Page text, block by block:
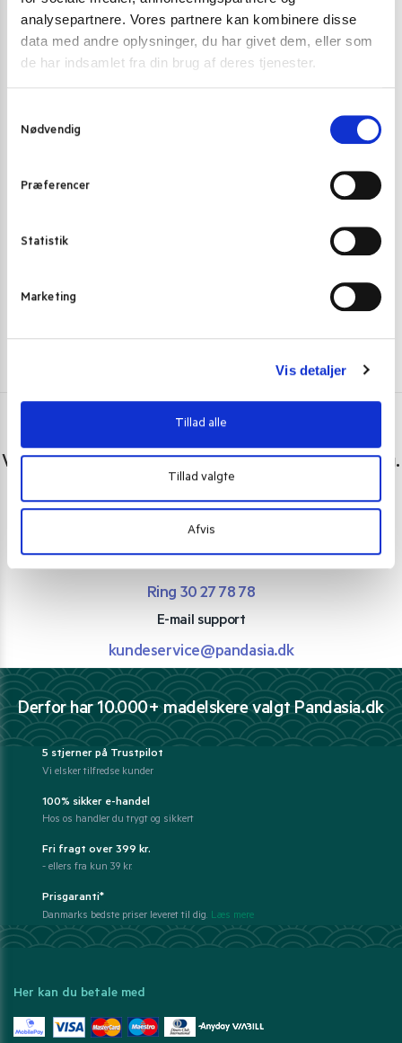
analysepartnere. Vores partnere kan kombinere disse
data med andre oplysninger, du har givet dem, eller som
de har indsamlet fra din brug af deres tjenester.
Nødvendig
Præferencer
Statistik
Marketing
Vis detaljer
Tillad alle
Tillad valgte
Afvis
Topokki Garlic Teriyaki riskager (Yopokki – Rice Cake)
34,00
Allgroo
38,00 kr.
Vi er lige her. Kundeservice sidder klar til at hjælpe dig.
Personlig rådgivning med et smil
Vi guider dig igennem asiatisk mad
Ring 30 27 78 78
E-mail support
kundeservice@pandasia.dk
Derfor har 10.000+ madelskere valgt Pandasia.dk
5 stjerner på Trustpilot
Vi elsker tilfredse kunder
100% sikker e-handel
Hos os handler du trygt og sikkert
Fri fragt over 399 kr.
- ellers fra kun 39 kr.
Prisgaranti*
Danmarks bedste priser leveret til dig. Læs mere
Her kan du betale med